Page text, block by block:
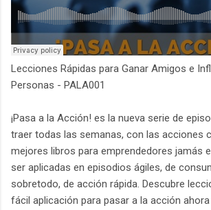
Lecciones Rápidas para Ganar Amigos e
Personas - PALA001
¡Pasa a la Acción! es la nueva serie de
traer todas las semanas, con las acciones
mejores libros para emprendedores jamás
ser aplicadas en episodios ágiles, de
sobretodo, de acción rápida. Descubre
fácil aplicación para pasar a la acción